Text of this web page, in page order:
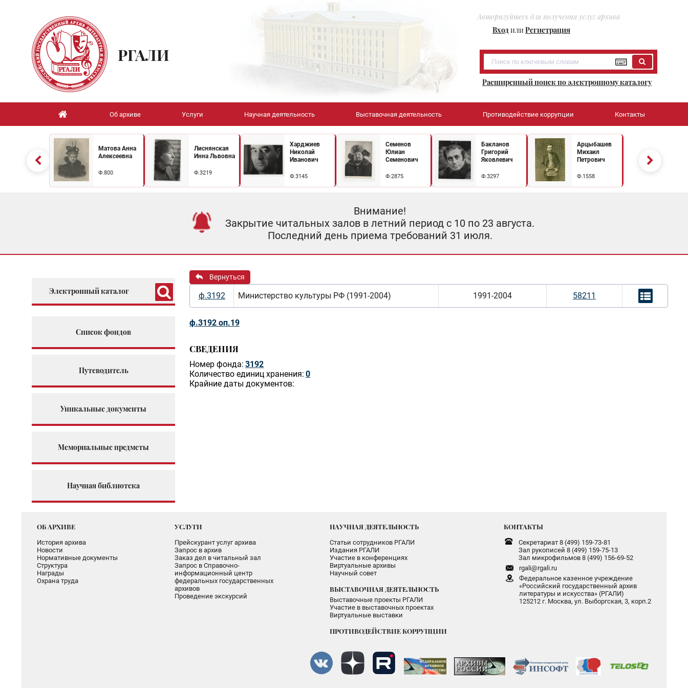
Авторизуйтесь для получения услуг архива
ВходилиРегистрация
РГАЛИ
Расширенный поиск по электронному каталогу
Об архиве Услуги Научная деятельность Выставочная деятельность Противодействие коррупции Контакты
Матова Анна
Алексеевна
Ф.800
Лиснянская
Инна Львовна
Ф.3219
Харджиев
Николай
Иванович
Ф.3145
Семенов
Юлиан
Семенович
Ф.2875
Бакланов
Григорий
Яковлевич
Ф.3297
Арцыбашев
Михаил
Петрович
Ф.1558
Внимание!
Закрытие читальных залов в летний период с 10 по 23 августа.
Последний день приема требований 31 июля.
Электронный каталог
Список фондов
Путеводитель
Уникальные документы
Мемориальные предметы
Научная библиотека
Вернуться
ф.3192 Министерство культуры РФ (1991-2004) 1991-2004 58211
ф.3192 оп.19
СВЕДЕНИЯ
Номер фонда: 3192
Количество единиц хранения: 0
Крайние даты документов:
ОБ АРХИВЕ
История архива
Новости
Нормативные документы
Структура
Награды
Охрана труда
УСЛУГИ
Прейскурант услуг архива
Запрос в архив
Заказ дел в читальный зал
Запрос в Справочно-
информационный центр
федеральных государственных
архивов
Проведение экскурсий
НАУЧНАЯ ДЕЯТЕЛЬНОСТЬ
Статьи сотрудников РГАЛИ
Издания РГАЛИ
Участие в конференциях
Виртуальные архивы
Научный совет
ВЫСТАВОЧНАЯ ДЕЯТЕЛЬНОСТЬ
Выставочные проекты РГАЛИ
Участие в выставочных проектах
Виртуальные выставки
ПРОТИВОДЕЙСТВИЕ КОРРУПЦИИ
КОНТАКТЫ
Секретариат 8 (499) 159-73-81
Зал рукописей 8 (499) 159-75-13
Зал микрофильмов 8 (499) 156-69-52
rgali@rgali.ru
Федеральное казенное учреждение
«Российский государственный архив
литературы и искусства» (РГАЛИ)
125212 г. Москва, ул. Выборгская, 3, корп.2